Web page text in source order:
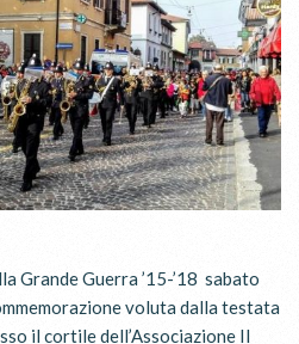
Grande Guerra ’15-’18 sabato
voluta dalla testata
il cortile dell’Associazione Il